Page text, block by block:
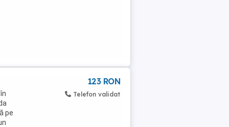
pe
123 RON
Telefon validat